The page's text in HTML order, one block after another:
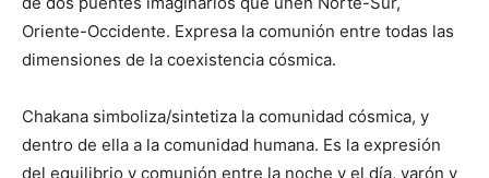
Oriente-Occidente. Expresa la comunión entre todas las
dimensiones de la coexistencia cósmica.
Chakana simboliza/sintetiza la comunidad cósmica, y
dentro de ella a la comunidad humana. Es la expresión
del equilibrio y comunión entre la noche y el día, varón y